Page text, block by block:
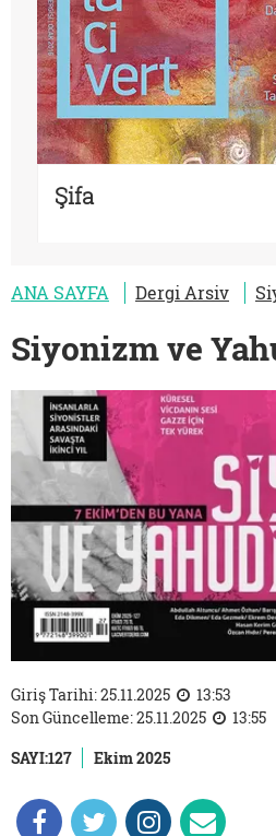
Şifa
ANA SAYFA Dergi Arsiv
Siyonizm ve
Giriş Tarihi: 25.11.2025
13:53
Son Güncelleme: 25.11.2025
13:55
SAYI:127
Ekim 2025